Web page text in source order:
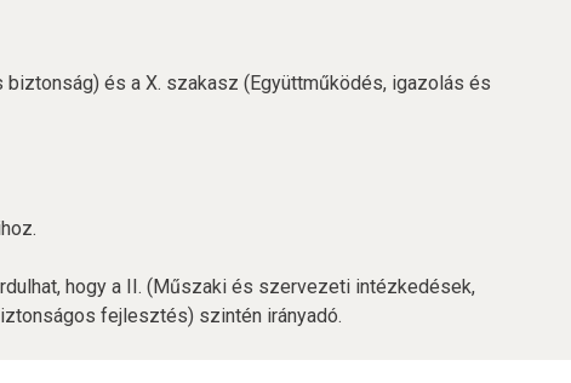
és a X. szakasz (Együttműködés, igazolás és
hogy a II. (Műszaki és szervezeti intézkedések,
fejlesztés) szintén irányadó.